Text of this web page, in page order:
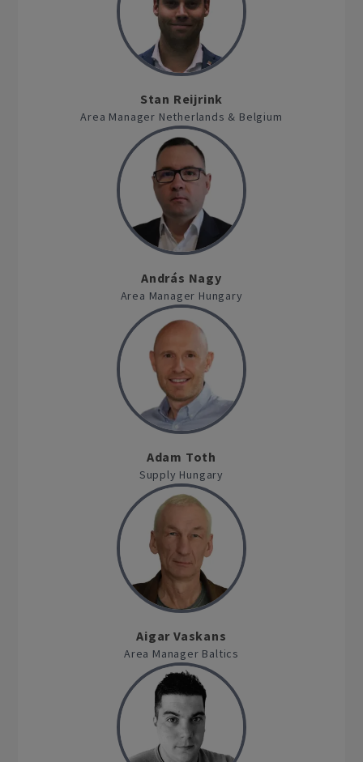
Stan Reijrink
Area Manager Netherlands & Belgium
András Nagy
Area Manager Hungary
Adam Toth
Supply Hungary
Aigar Vaskans
Area Manager Baltics